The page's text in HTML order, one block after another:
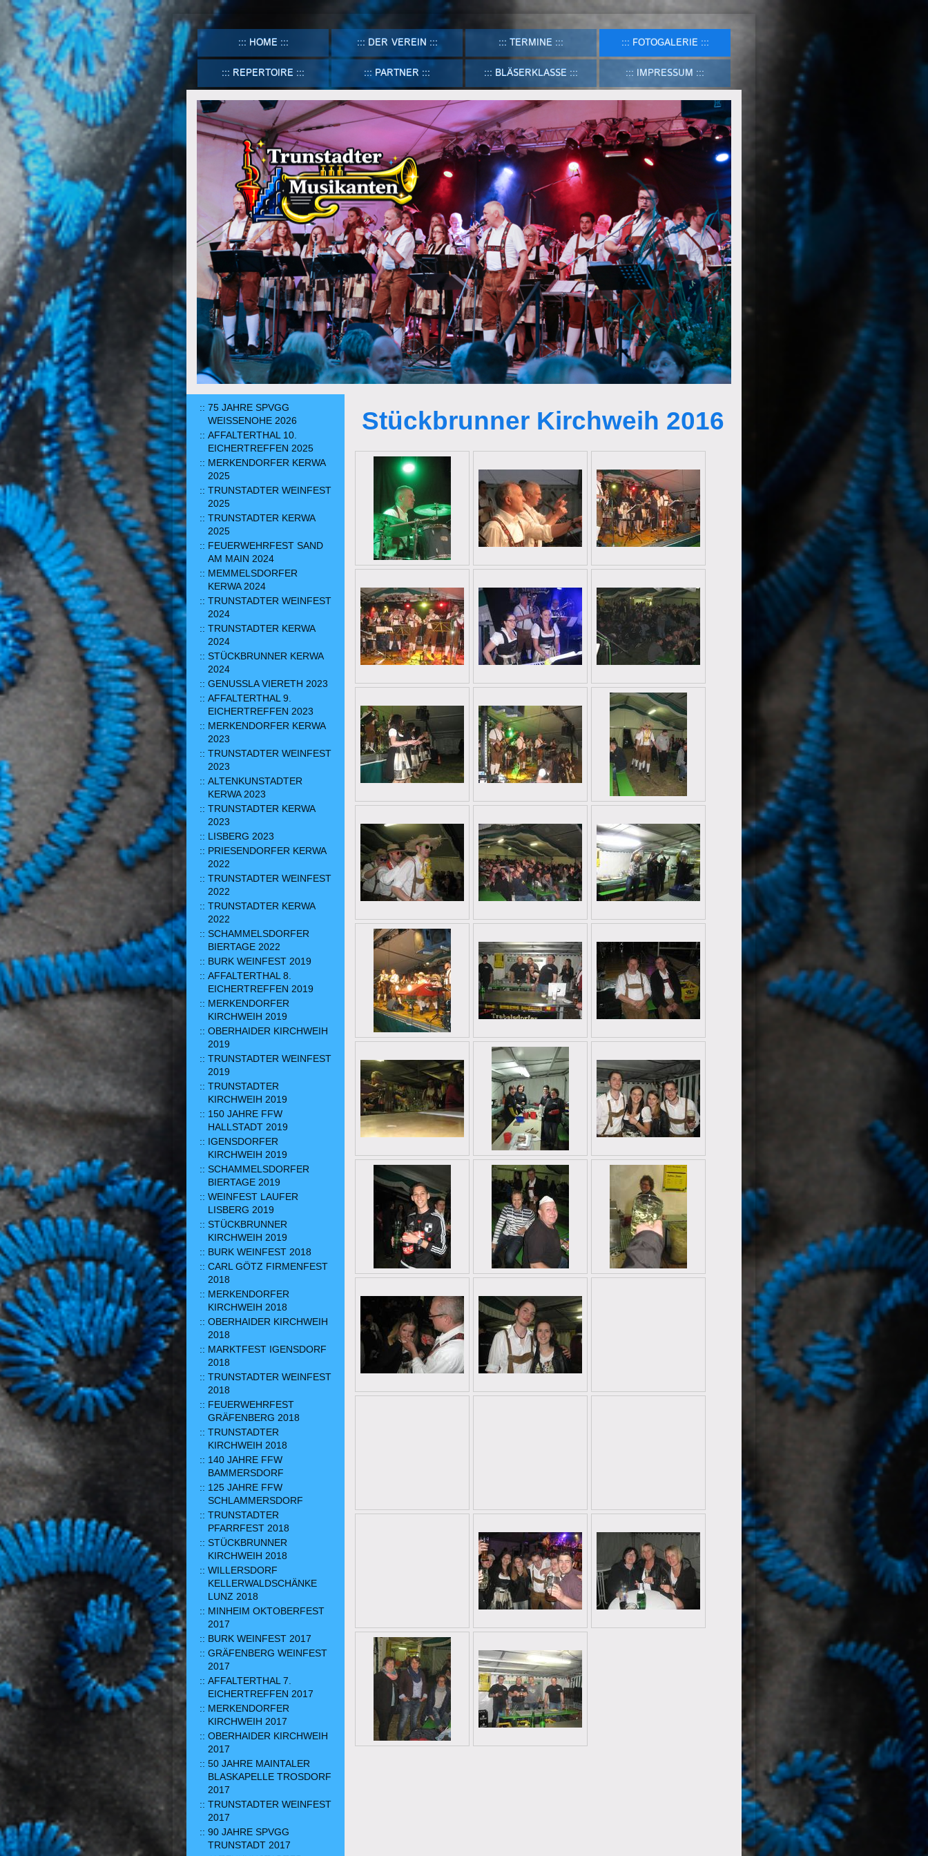
HOME DER VEREIN TERMINE FOTOGALERIE
REPERTOIRE PARTNER BLÄSERKLASSE IMPRESSUM
Stückbrunner Kirchweih 2016
75 JAHRE SPVGG
WEISSENOHE 2026
AFFALTERTHAL 10.
EICHERTREFFEN 2025
MERKENDORFER KERWA
2025
TRUNSTADTER WEINFEST
2025
TRUNSTADTER KERWA
2025
FEUERWEHRFEST SAND
AM MAIN 2024
MEMMELSDORFER
KERWA 2024
TRUNSTADTER WEINFEST
2024
TRUNSTADTER KERWA
2024
STÜCKBRUNNER KERWA
2024
GENUSSLA VIERETH 2023
AFFALTERTHAL 9.
EICHERTREFFEN 2023
MERKENDORFER KERWA
2023
TRUNSTADTER WEINFEST
2023
ALTENKUNSTADTER
KERWA 2023
TRUNSTADTER KERWA
2023
LISBERG 2023
PRIESENDORFER KERWA
2022
TRUNSTADTER WEINFEST
2022
TRUNSTADTER KERWA
2022
SCHAMMELSDORFER
BIERTAGE 2022
BURK WEINFEST 2019
AFFALTERTHAL 8.
EICHERTREFFEN 2019
MERKENDORFER
KIRCHWEIH 2019
OBERHAIDER KIRCHWEIH
2019
TRUNSTADTER WEINFEST
2019
TRUNSTADTER
KIRCHWEIH 2019
150 JAHRE FFW
HALLSTADT 2019
IGENSDORFER
KIRCHWEIH 2019
SCHAMMELSDORFER
BIERTAGE 2019
WEINFEST LAUFER
LISBERG 2019
STÜCKBRUNNER
KIRCHWEIH 2019
BURK WEINFEST 2018
CARL GÖTZ FIRMENFEST
2018
MERKENDORFER
KIRCHWEIH 2018
OBERHAIDER KIRCHWEIH
2018
MARKTFEST IGENSDORF
2018
TRUNSTADTER WEINFEST
2018
FEUERWEHRFEST
GRÄFENBERG 2018
TRUNSTADTER
KIRCHWEIH 2018
140 JAHRE FFW
BAMMERSDORF
125 JAHRE FFW
SCHLAMMERSDORF
TRUNSTADTER
PFARRFEST 2018
STÜCKBRUNNER
KIRCHWEIH 2018
WILLERSDORF
KELLERWALDSCHÄNKE
LUNZ 2018
MINHEIM OKTOBERFEST
2017
BURK WEINFEST 2017
GRÄFENBERG WEINFEST
2017
AFFALTERTHAL 7.
EICHERTREFFEN 2017
MERKENDORFER
KIRCHWEIH 2017
OBERHAIDER KIRCHWEIH
2017
50 JAHRE MAINTALER
BLASKAPELLE TROSDORF
2017
TRUNSTADTER WEINFEST
2017
90 JAHRE SPVGG
TRUNSTADT 2017